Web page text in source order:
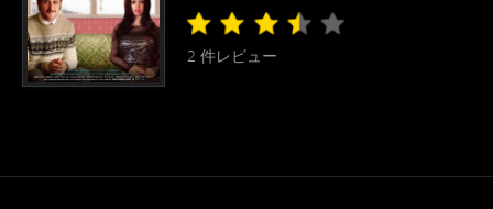
2 件レビュー